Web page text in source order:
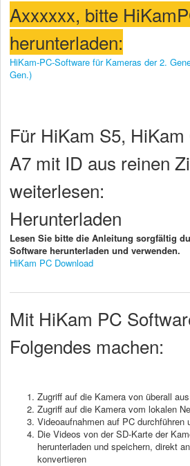
Axxxxxx, bitte
herunterladen:
HiKam-PC-Software für Kameras der 2.
Gen.)
Für HiKam S5,
A7 mit ID aus reinen
weiterlesen:
Herunterladen
Lesen Sie bitte die Anleitung sorgfältig
Software herunterladen und verwenden.
HiKam PC Download
Mit HiKam PC
Folgendes machen:
Zugriff auf die Kamera von überall aus
Zugriff auf die Kamera vom lokalen
Videoaufnahmen auf PC durchführen
Die Videos von der SD-Karte der
herunterladen und speichern, direkt
konvertieren